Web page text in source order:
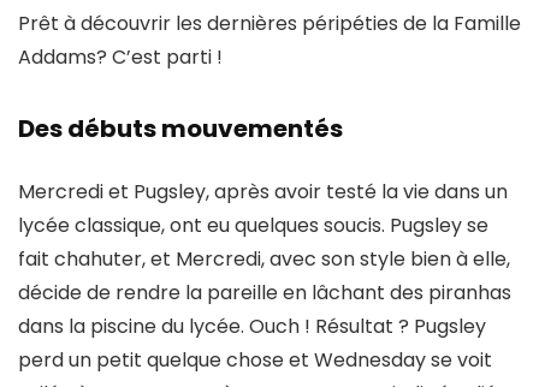
Prêt à découvrir les dernières péripéties de la Famille
Addams? C’est parti !
Des débuts mouvementés
Mercredi et Pugsley, après avoir testé la vie dans un
lycée classique, ont eu quelques soucis. Pugsley se
fait chahuter, et Mercredi, avec son style bien à elle,
décide de rendre la pareille en lâchant des piranhas
dans la piscine du lycée. Ouch ! Résultat ? Pugsley
perd un petit quelque chose et Wednesday se voit